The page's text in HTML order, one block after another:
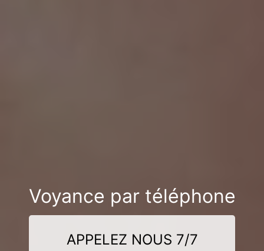
Voyance par téléphone
APPELEZ NOUS 7/7